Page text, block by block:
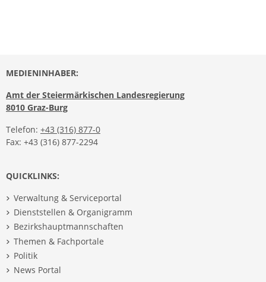
MEDIENINHABER:
Amt der Steiermärkischen Landesregierung
8010 Graz-Burg
Telefon: +43 (316) 877-0
Fax: +43 (316) 877-2294
QUICKLINKS:
Verwaltung & Serviceportal
Dienststellen & Organigramm
Bezirkshauptmannschaften
Themen & Fachportale
Politik
News Portal